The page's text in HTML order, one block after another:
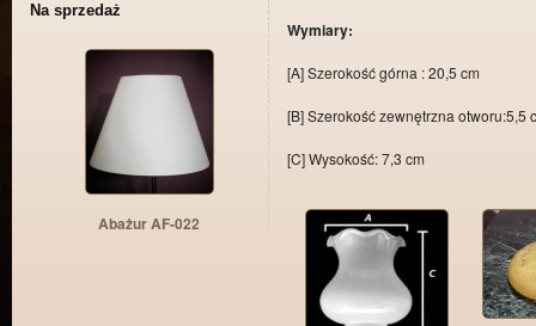
Na sprzedaż
Abażur AF-022
Wymiary:
[A] Szerokość górna : 20,5 cm
[B] Szerokość zewnętrzna otworu:5,5
[C] Wysokość: 7,3 cm